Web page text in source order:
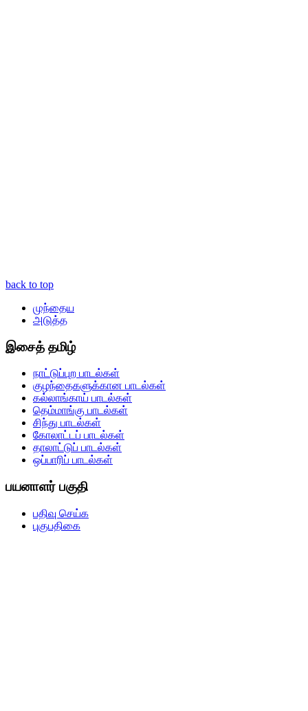
back to top
முந்தைய
அடுத்த
இசைத் தமிழ்
நாட்டுப்புற பாடல்கள்
குழந்தைகளுக்கான பாடல்கள்
கல்லாங்காய் பாடல்கள்
தெம்மாங்கு பாடல்கள்
சிந்து பாடல்கள்
கோலாட்டப் பாடல்கள்
தாலாட்டுப் பாடல்கள்
ஒப்பாரிப் பாடல்கள்
பயனாளர் பகுதி
பதிவு செய்க
புகுபதிகை